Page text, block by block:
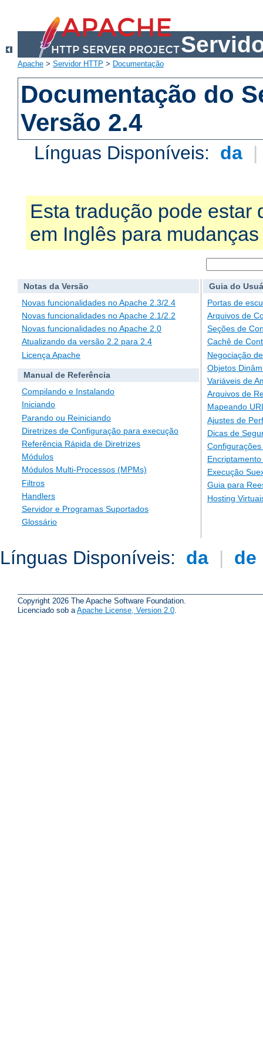
Apache > Servidor HTTP > Documentação
Documentação do
Versão 2.4
Línguas Disponíveis: da |
Esta tradução pode estar
em Inglês para
Notas da Versão
Novas funcionalidades no Apache 2.3/2.4
Novas funcionalidades no Apache 2.1/2.2
Novas funcionalidades no Apache 2.0
Atualizando da versão 2.2 para 2.4
Licença Apache
Manual de Referência
Compilando e Instalando
Iniciando
Parando ou Reiniciando
Diretrizes de Configuração para execução
Referência Rápida de Diretrizes
Módulos
Módulos Multi-Processos (MPMs)
Filtros
Handlers
Servidor e Programas Suportados
Glossário
Guia do
Portas de
Arquivos de
Seções de
Cachê de
Negociação
Objetos
Variáveis de
Arquivos de
Mapeando
Ajustes de
Dicas de
Execução
Guia para
Hosting
Línguas Disponíveis: da | de
Copyright 2026 The Apache Software Foundation.
Licenciado sob a Apache License, Version 2.0